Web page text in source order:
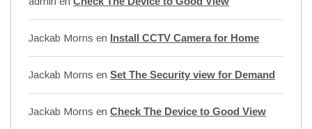
Jackab Morns en Install CCTV Camera for Home
Jackab Morns en Set The Security view for Demand
Jackab Morns en Check The Device to Good View